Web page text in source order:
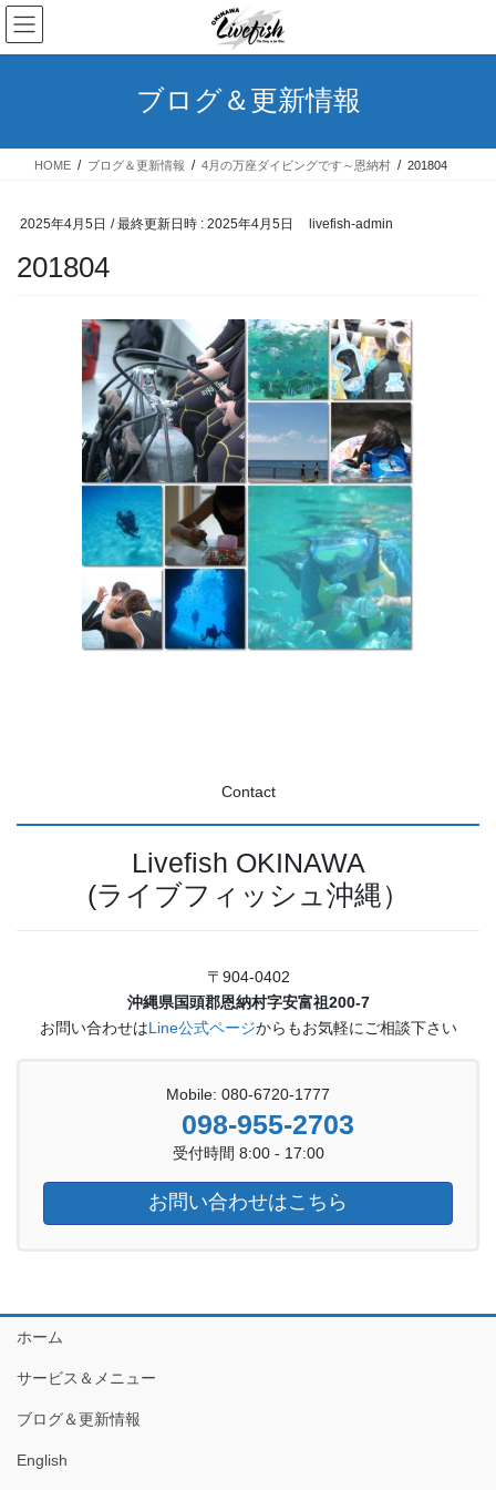
コ
ン
テ
ス
ナ
ビ
ゲ
ン
ブログ＆更新情報
HOME ブログ＆更新情報 4月の万座ダイビングです～恩納村 201804
2025年4月5日 / 最終更新日時 : 2025年4月5日 livefish-admin
201804
Contact
Livefish OKINAWA
(ライブフィッシュ沖縄）
〒904-0402
沖縄県国頭郡恩納村字安富祖200-7
お問い合わせはLine公式ページからもお気軽にご相談下さい
Mobile: 080-6720-1777
098-955-2703
受付時間 8:00 - 17:00
お問い合わせはこちら
ホーム
サービス＆メニュー
ブログ＆更新情報
English